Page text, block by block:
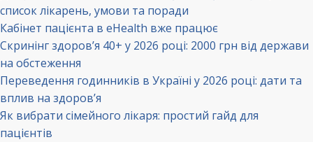
список лікарень, умови та поради
Кабінет пацієнта в eHealth вже працює
Скринінг здоров’я 40+ у 2026 році: 2000 грн від держави
на обстеження
Переведення годинників в Україні у 2026 році: дати та
вплив на здоров’я
Як вибрати сімейного лікаря: простий гайд для
пацієнтів